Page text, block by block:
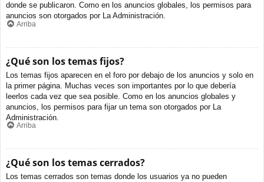
donde se publicaron. Como en los anuncios globales, los permisos para
anuncios son otorgados por La Administración.
Arriba
¿Qué son los temas fijos?
Los temas fijos aparecen en el foro por debajo de los anuncios y solo en
la primer página. Muchas veces son importantes por lo que debería
leerlos cada vez que sea posible. Como en los anuncios globales y
anuncios, los permisos para fijar un tema son otorgados por La
Administración.
Arriba
¿Qué son los temas cerrados?
Los temas cerrados son temas donde los usuarios ya no pueden